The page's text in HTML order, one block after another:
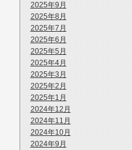
2025年9月
2025年8月
2025年7月
2025年6月
2025年5月
2025年4月
2025年3月
2025年2月
2025年1月
2024年12月
2024年11月
2024年10月
2024年9月